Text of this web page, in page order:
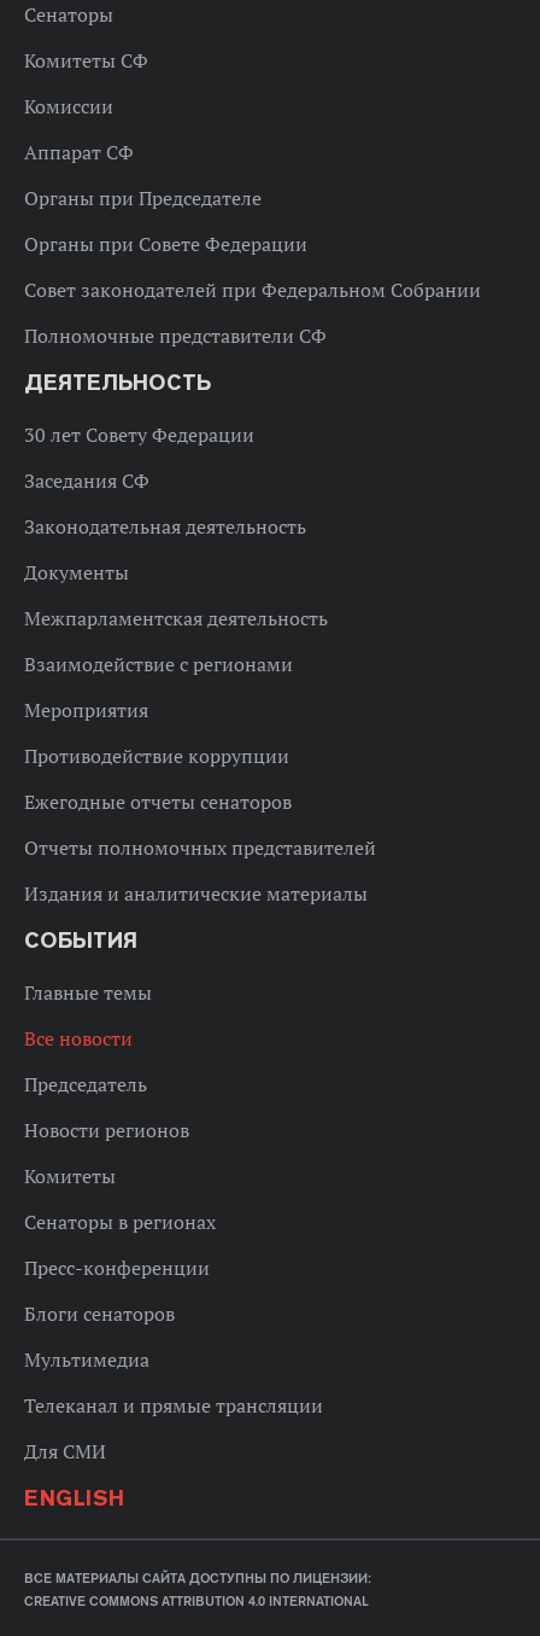
Сенаторы
Комитеты СФ
Комиссии
Аппарат СФ
Органы при Председателе
Органы при Совете Федерации
Совет законодателей при Федеральном Собрании
Полномочные представители СФ
ДЕЯТЕЛЬНОСТЬ
30 лет Совету Федерации
Заседания СФ
Законодательная деятельность
Документы
Межпарламентская деятельность
Взаимодействие с регионами
Мероприятия
Противодействие коррупции
Ежегодные отчеты сенаторов
Отчеты полномочных представителей
Издания и аналитические материалы
СОБЫТИЯ
Главные темы
Все новости
Председатель
Новости регионов
Комитеты
Сенаторы в регионах
Пресс-конференции
Блоги сенаторов
Мультимедиа
Телеканал и прямые трансляции
Для СМИ
ENGLISH
ВСЕ МАТЕРИАЛЫ САЙТА ДОСТУПНЫ ПО ЛИЦЕНЗИИ:
CREATIVE COMMONS ATTRIBUTION 4.0 INTERNATIONAL